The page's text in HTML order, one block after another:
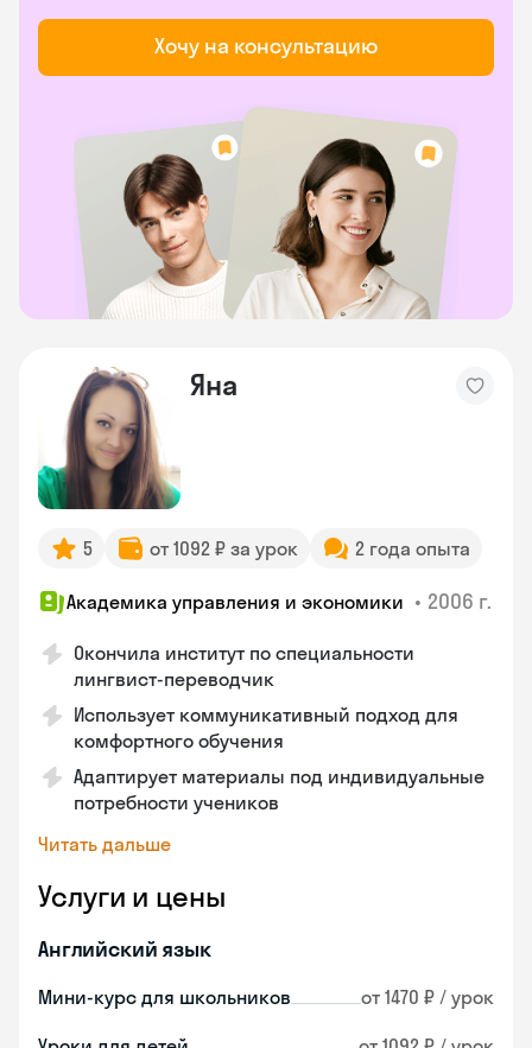
Хочу на консультацию
Яна
5 от 1092 ₽ за урок 2 года опыта
Академика управления и экономики • 2006 г.
Окончила институт по специальности
лингвист-переводчик
Использует коммуникативный подход для
комфортного обучения
Адаптирует материалы под индивидуальные
потребности учеников
Читать дальше
Услуги и цены
Английский язык
Мини-курс для школьников от 1470 ₽ / урок